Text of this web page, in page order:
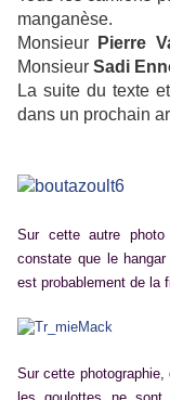
manganèse.
Monsieur
Pierre
Monsieur Sadi
La suite du texte
dans un prochain
Sur cette autre
constate que le
est probablement de la
Sur cette